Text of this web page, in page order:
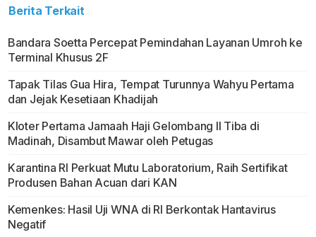
Berita Terkait
Bandara Soetta Percepat Pemindahan Layanan Umroh ke
Terminal Khusus 2F
Tapak Tilas Gua Hira, Tempat Turunnya Wahyu Pertama
dan Jejak Kesetiaan Khadijah
Kloter Pertama Jamaah Haji Gelombang II Tiba di
Madinah, Disambut Mawar oleh Petugas
Karantina RI Perkuat Mutu Laboratorium, Raih Sertifikat
Produsen Bahan Acuan dari KAN
Kemenkes: Hasil Uji WNA di RI Berkontak Hantavirus
Negatif